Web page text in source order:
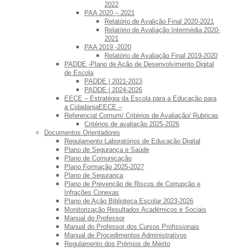
2022
PAA 2020 – 2021
Relatório de Avalição Final 2020-2021
Relatório de Avaliação Intermédia 2020-
2021
PAA 2019 -2020
Relatório de Avaliação Final 2019-2020
PADDE -Plano de Ação de Desenvolvimento Digital
de Escola
PADDE | 2021-2023
PADDE | 2024-2026
EECE – Estratégia da Escola para a Educação para
a CidadaniaEECE –
Referencial Comum/ Critérios de Avaliação/ Rubricas
Critérios de avaliação 2025-2026
Documentos Orientadores
Regulamento Laboratórios de Educação Digital
Plano de Segurança e Saúde
Plano de Comunicação
Plano Formação 2025-2027
Plano de Segurança
Plano de Prevenção de Riscos de Corrupção e
Infrações Conexas
Plano de Ação Biblioteca Escolar 2023-2026
Monitorização Resultados Académicos e Sociais
Manual do Professor
Manual do Professor dos Cursos Profissionais
Manual de Procedimentos Administrativos
Regulamento dos Prémios de Mérito